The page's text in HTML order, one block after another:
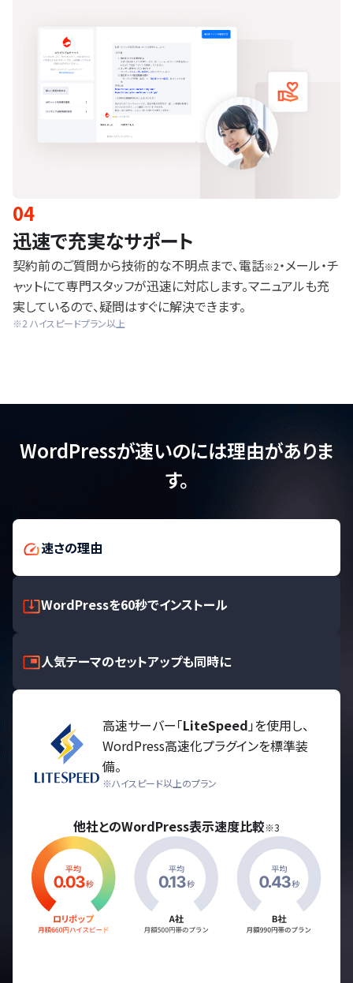
04
迅速で充実なサポート
契約前のご質問から技術的な不明点まで、電話※2・メール・チ
ャットにて専門スタッフが迅速に対応します。マニュアルも充
実しているので、疑問はすぐに解決できます。
※2 ハイスピードプラン以上
WordPressが速いのには理由がありま
す。
速さの理由
WordPressを60秒でインストール
人気テーマのセットアップも同時に
高速サーバー「LiteSpeed」を使用し、
WordPress高速化プラグインを標準装
備。
※ハイスピード以上のプラン
他社とのWordPress表示速度比較※3